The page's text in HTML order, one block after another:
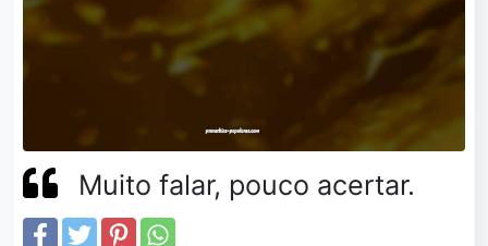
Muito falar, pouco acertar.